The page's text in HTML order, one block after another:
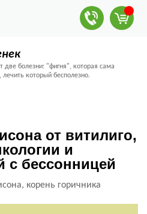
две болезни: "фигня", которая сама
который бесполезно.
от витилиго,
и
с бессонницей